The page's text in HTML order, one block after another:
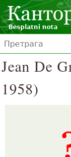
Besplatni nota
Jean De
1958)